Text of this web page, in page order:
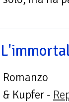
| Romanzo
Kupfer -